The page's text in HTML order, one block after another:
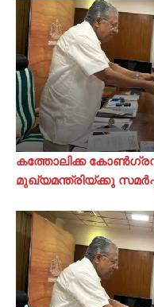
കത്തോലിക്ക
മുഖ്യമന്ത്രിയ്ക്കു